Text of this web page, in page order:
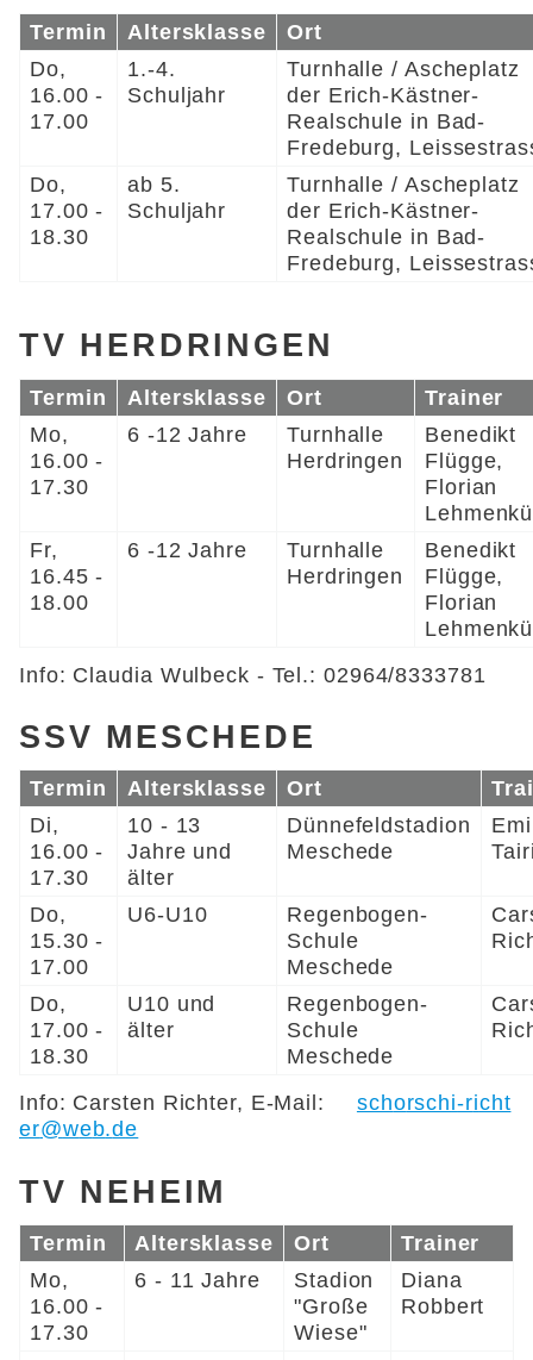
Termin Altersklasse
Ort
Do,
16.00 -
17.00
1.-4.
Schuljahr
Turnhalle / Ascheplatz
der Erich-Kästner-
Realschule in Bad-
Fredeburg,
Do,
17.00 -
18.30
ab 5.
Schuljahr
Turnhalle / Ascheplatz
der Erich-Kästner-
Realschule in Bad-
Fredeburg,
TV HERDRINGEN
Termin Altersklasse Ort
Trainer
Mo,
16.00 -
17.30
6 -12 Jahre
Turnhalle
Herdringen
Benedikt
Flügge,
Florian
Fr,
16.45 -
18.00
6 -12 Jahre
Turnhalle
Herdringen
Benedikt
Flügge,
Florian
Info: Claudia Wulbeck - Tel.: 02964/8333781
SSV MESCHEDE
Termin Altersklasse Ort
Di,
16.00 -
17.30
10 - 13
Jahre und
älter
Dünnefeldstadion
Meschede
Do,
15.30 -
17.00
U6-U10
Regenbogen-
Schule
Meschede
Do,
17.00 -
18.30
U10 und
älter
Regenbogen-
Schule
Meschede
Info: Carsten Richter, E-Mail: sch rsch -r cht
r
w b d
TV NEHEIM
Termin Altersklasse Ort
Trainer
Mo,
16.00 -
17.30
6 - 11 Jahre
Stadion
"Große
Wiese"
Diana
Robbert